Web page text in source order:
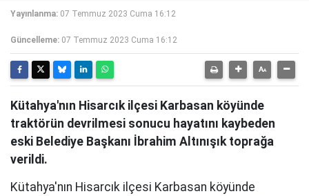
Yayınlanma: 07 Temmuz 2023 Cuma 16:12
Güncelleme: 07 Temmuz 2023 Cuma 16:12
Kütahya'nın Hisarcık ilçesi Karbasan köyünde
traktörün devrilmesi sonucu hayatını kaybeden
eski Belediye Başkanı İbrahim Altınışık toprağa
verildi.
Kütahya'nın Hisarcık ilçesi Karbasan köyünde